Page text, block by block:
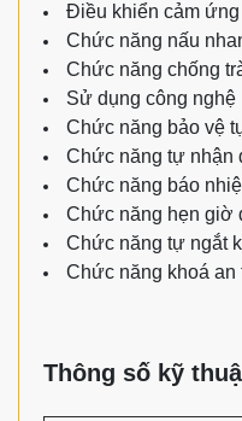
Điều khiển cảm ứng
Chức năng nấu
Chức năng chống
Sử dụng công nghệ
Chức năng bảo vệ
Chức năng tự nhận
Chức năng báo
Chức năng hẹn giờ
Chức năng tự ngắt
Chức năng khoá an
Thông số kỹ